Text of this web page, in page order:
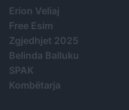
Erion Veliaj
Free Esim
Zgjedhjet 2025
Belinda Balluku
SPAK
Kombëtarja